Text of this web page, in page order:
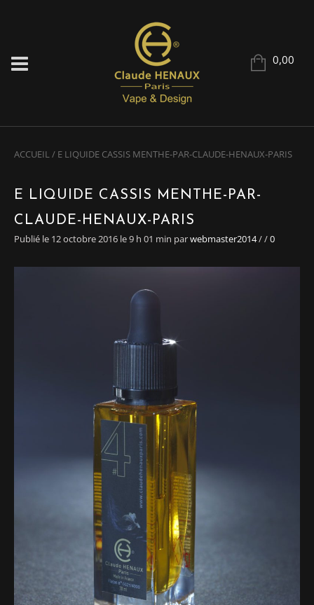
0,00
ACCUEIL/ E LIQUIDE CASSIS MENTHE-PAR-CLAUDE-HENAUX-PARIS
E LIQUIDE CASSIS MENTHE-PAR-
CLAUDE-HENAUX-PARIS
Publié le 12 octobre 2016 le 9 h 01 min parwebmaster2014//0